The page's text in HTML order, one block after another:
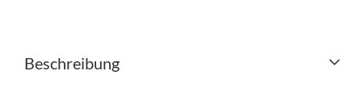
Beschreibung